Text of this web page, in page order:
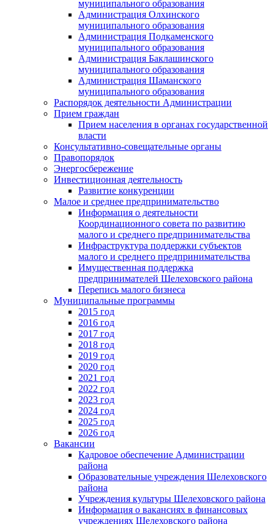
муниципального образования
Администрация Олхинского
муниципального образования
Администрация Подкаменского
муниципального образования
Администрация Баклашинского
муниципального образования
Администрация Шаманского
муниципального образования
Распорядок деятельности Администрации
Прием граждан
Прием населения в органах государственной
власти
Консультативно-совещательные органы
Правопорядок
Энергосбережение
Инвестиционная деятельность
Развитие конкуренции
Малое и среднее предпринимательство
Информация о деятельности
Координационного совета по развитию
малого и среднего предпринимательства
Инфраструктура поддержки субъектов
малого и среднего предпринимательства
Имущественная поддержка
предпринимателей Шелеховского района
Перепись малого бизнеса
Муниципальные программы
2015 год
2016 год
2017 год
2018 год
2019 год
2020 год
2021 год
2022 год
2023 год
2024 год
2025 год
2026 год
Вакансии
Кадровое обеспечение Администрации
района
Образовательные учреждения Шелеховского
района
Учреждения культуры Шелеховского района
Информация о вакансиях в финансовых
учреждениях Шелеховского района